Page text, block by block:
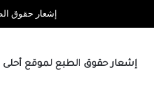
إشعار حقوق
إشعار حقوق الطبع لموقع أحلى